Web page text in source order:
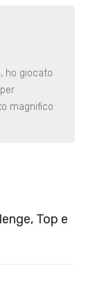
ho giocato
magnifico
Top e